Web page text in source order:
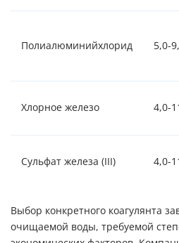
Полиалюминийхлорид 5,0-
Хлорное железо 4,0-
Сульфат железа (III) 4,0-
Выбор конкретного коагулянта
очищаемой воды, требуемой